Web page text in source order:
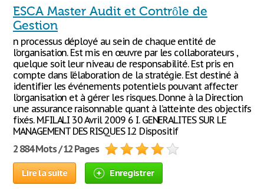
ESCA Master Audit et Contrôle de
Gestion
n processus déployé au sein de chaque entité de
l’organisation. Est mis en œuvre par les collaborateurs ,
quelque soit leur niveau de responsabilité. Est pris en
compte dans l’élaboration de la stratégie. Est destiné à
identifier les événements potentiels pouvant affecter
l’organisation et à gérer les risques. Donne à la Direction
une assurance raisonnable quant à l’atteinte des objectifs
fixés. M.FILALI 30 Avril 2009 6 I. GENERALITES SUR LE
MANAGEMENT DES RISQUES I.2 Dispositif
2 884 Mots / 12 Pages
Lire la suite Enregistrer